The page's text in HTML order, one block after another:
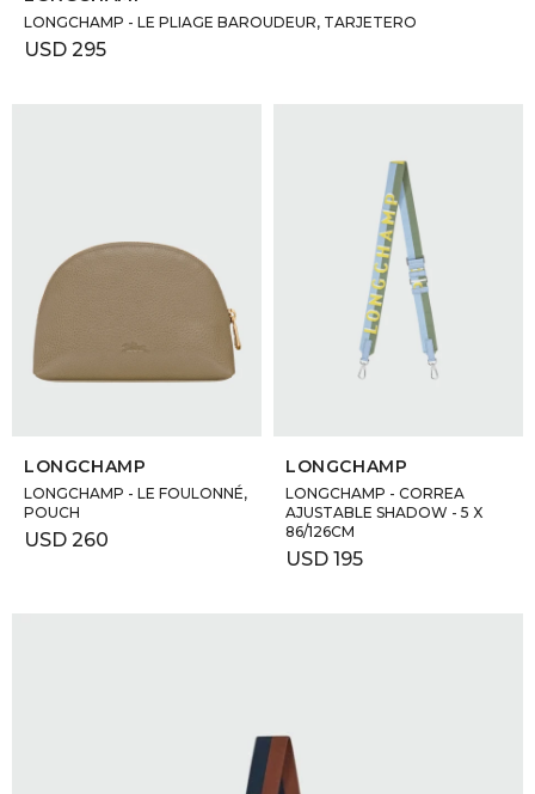
LONGCHAMP - LE PLIAGE BAROUDEUR, TARJETERO
USD 295
LONGCHAMP
LONGCHAMP - LE FOULONNÉ,
POUCH
USD 260
LONGCHAMP
LONGCHAMP - CORREA
AJUSTABLE SHADOW - 5 X
86/126CM
USD 195